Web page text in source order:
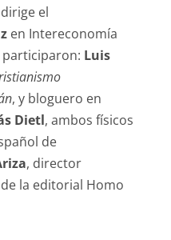
el
en Intereconomía
participaron: Luis
, y bloguero en
Dietl, ambos físicos
de
, director
la editorial Homo